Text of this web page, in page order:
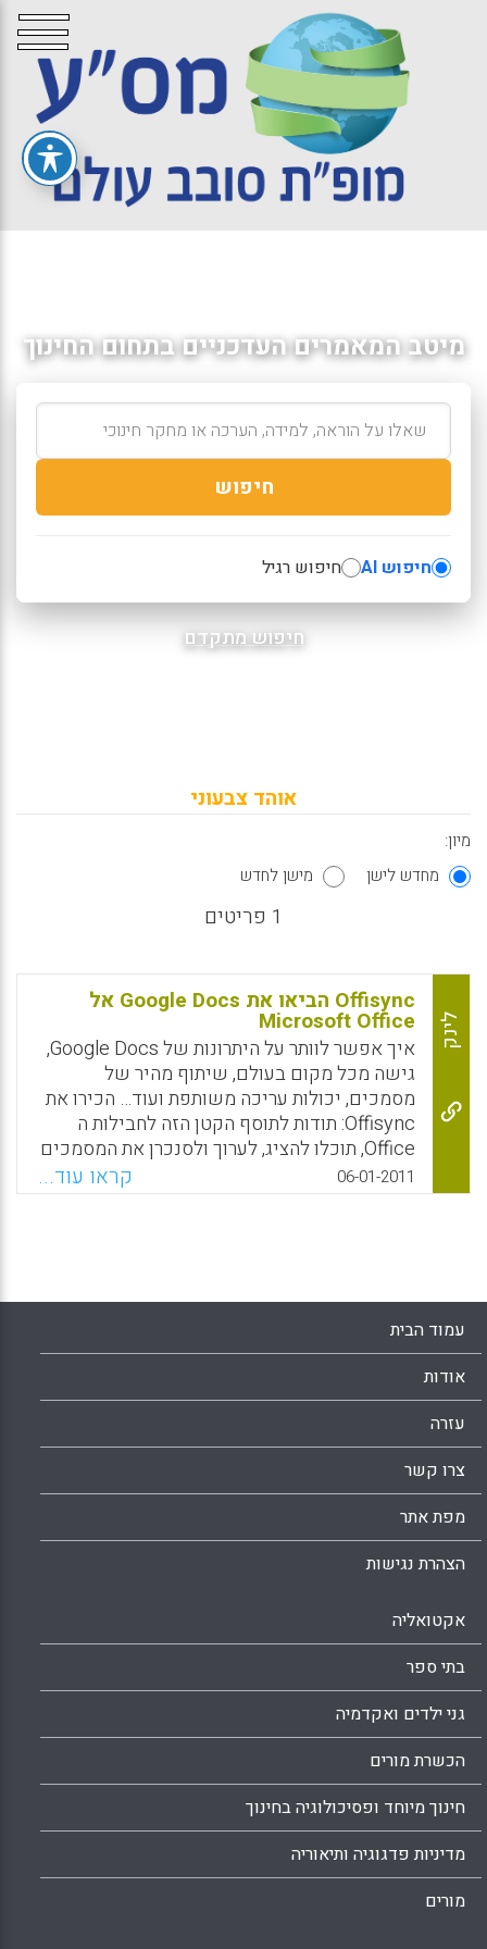
מיטב המאמרים העדכניים בתחום החינוך
חיפוש
חיפוש AI חיפוש רגיל
חיפוש מתקדם
אוהד צבעוני
מיון:
מחדש לישן
מישן לחדש
1 פריטים
לינק
Offisync הביאו את Google Docs אל
Microsoft Office
איך אפשר לוותר על היתרונות של Google Docs,
גישה מכל מקום בעולם, שיתוף מהיר של
מסמכים, יכולות עריכה משותפת ועוד… הכירו את
Offisync: תודות לתוסף הקטן הזה לחבילות ה
Office, תוכלו להציג, לערוך ולסנכרן את המסמכים
שלכם ב Google Docs בעזרת התוכנות השונות ב
Microsoft Office. בנוסף, נוכל לקבל את
הטקסט או התמונה שמצאנו ישירות לתוך המסמך
שאנחנו עורכים, בלי לפתוח את הדפדפן בכלל
(אוהד צבעוני).
WhatsApp
Facebook
Email
X
06-01-2011 קראו עוד...
עמוד הבית
אודות
עזרה
צרו קשר
מפת אתר
הצהרת נגישות
אקטואליה
בתי ספר
גני ילדים ואקדמיה
הכשרת מורים
חינוך מיוחד ופסיכולוגיה בחינוך
מדיניות פדגוגיה ותיאוריה
מורים